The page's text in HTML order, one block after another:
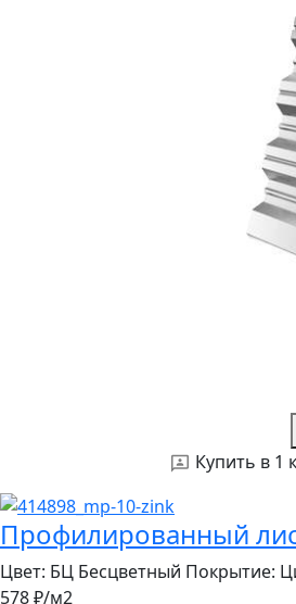
Купить в 1
Профилированный
Цвет: БЦ Бесцветный Покрытие:
578 ₽/м2